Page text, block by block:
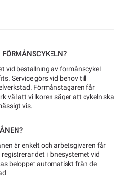
FÖRMÅNSCYKELN?
vid beställning av förmånscykel
Service görs vid behov till
Förmånstagaren får
väl att villkoren säger att cykeln ska
vis.
är enkelt och arbetsgivaren får
det i lönesystemet vid
beloppet automatiskt från de